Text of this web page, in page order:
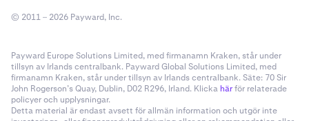
© 2011 – 2026 Payward, Inc.
Payward Europe Solutions Limited, med firmanamn Kraken, står under
tillsyn av Irlands centralbank. Payward Global Solutions Limited, med
firmanamn Kraken, står under tillsyn av Irlands centralbank. Säte: 70 Sir
John Rogerson’s Quay, Dublin, D02 R296, Irland. Klicka härför relaterade
policyer och upplysningar.
Detta material är endast avsett för allmän information och utgör inte